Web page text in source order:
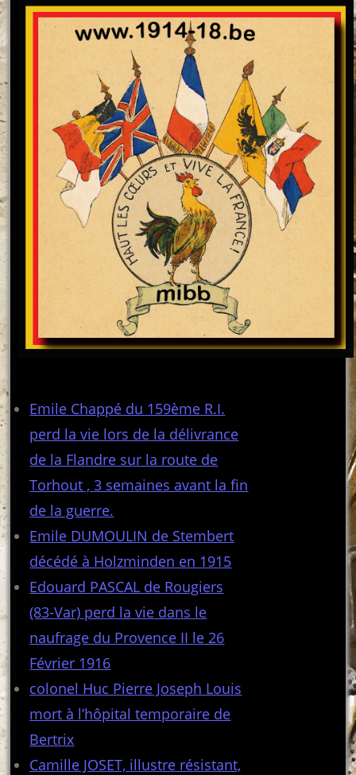
Emile Chappé du 159ème R.I.
perd la vie lors de la délivrance
de la Flandre sur la route de
Torhout , 3 semaines avant la fin
de la guerre.
Emile DUMOULIN de Stembert
décédé à Holzminden en 1915
Edouard PASCAL de Rougiers
(83-Var) perd la vie dans le
naufrage du Provence II le 26
Février 1916
colonel Huc Pierre Joseph Louis
mort à l’hôpital temporaire de
Bertrix
Camille JOSET, illustre résistant,